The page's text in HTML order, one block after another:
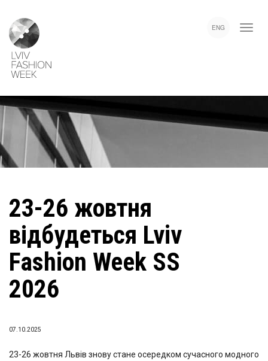
main
content
ENG
23-26 жовтня
відбудеться Lviv
Fashion Week SS
2026
07.10.2025
23-26 жовтня Львів знову стане осередком сучасного модного